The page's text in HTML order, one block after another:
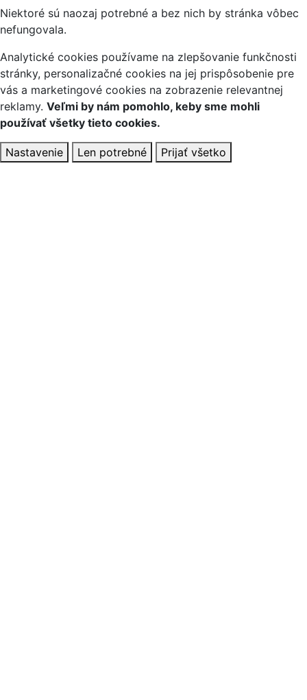
Niektoré sú naozaj potrebné a bez nich by stránka vôbec
nefungovala.
Analytické cookies používame na zlepšovanie funkčnosti
stránky, personalizačné cookies na jej prispôsobenie pre
vás a marketingové cookies na zobrazenie relevantnej
reklamy. Veľmi by nám pomohlo, keby sme mohli
používať všetky tieto cookies.
Nastavenie Len potrebné Prijať všetko